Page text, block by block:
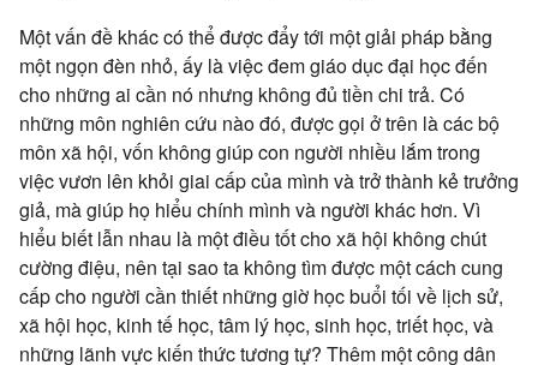
Một vấn đề khác có thể được đẩy tới một giải pháp bằng
một ngọn đèn nhỏ, ấy là việc đem giáo dục đại học đến
cho những ai cần nó nhưng không đủ tiền chi trả. Có
những môn nghiên cứu nào đó, được gọi ở trên là các bộ
môn xã hội, vốn không giúp con người nhiều lắm trong
việc vươn lên khỏi giai cấp của mình và trở thành kẻ trưởng
giả, mà giúp họ hiểu chính mình và người khác hơn. Vì
hiểu biết lẫn nhau là một điều tốt cho xã hội không chút
cường điệu, nên tại sao ta không tìm được một cách cung
cấp cho người cần thiết những giờ học buổi tối về lịch sử,
xã hội học, kinh tế học, tâm lý học, sinh học, triết học, và
những lãnh vực kiến thức tương tự? Thêm một công dân